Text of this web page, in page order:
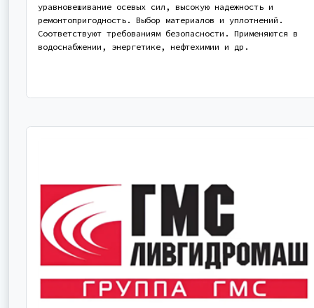
уравновешивание осевых сил, высокую надежность и
ремонтопригодность. Выбор материалов и уплотнений.
Соответствуют требованиям безопасности. Применяются в
водоснабжении, энергетике, нефтехимии и др.